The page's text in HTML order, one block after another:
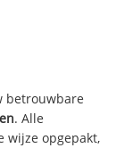
betrouwbare
. Alle
wijze opgepakt,